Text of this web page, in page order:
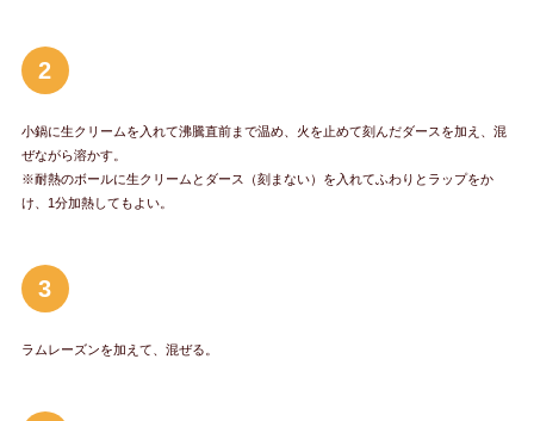
2
小鍋に生クリームを入れて沸騰直前まで温め、火を止めて刻んだダースを加え、混
ぜながら溶かす。
※耐熱のボールに生クリームとダース（刻まない）を入れてふわりとラップをか
け、1分加熱してもよい。
3
ラムレーズンを加えて、混ぜる。